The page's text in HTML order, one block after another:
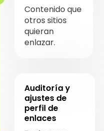
Contenido que
otros sitios
quieran
enlazar.
Auditoría y
ajustes de
perfil de
enlaces